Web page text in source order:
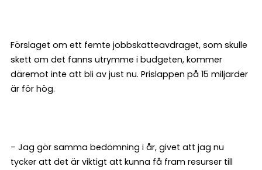
Förslaget om ett femte jobbskatteavdraget, som skulle
skett om det fanns utrymme i budgeten, kommer
däremot inte att bli av just nu. Prislappen på 15 miljarder
är för hög.
– Jag gör samma bedömning i år, givet att jag nu
tycker att det är viktigt att kunna få fram resurser till